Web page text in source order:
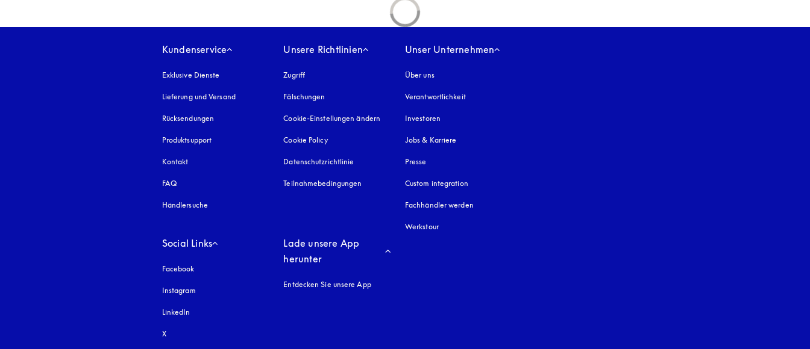
Kundenservice
Exklusive Dienste
Lieferung und Versand
Rücksendungen
Produktsupport
Kontakt
FAQ
Händlersuche
Unsere Richtlinien
Zugriff öffnet sich in einem neuen Tab
Fälschungen öffnet sich in einem neuen Tab
Cookie-Einstellungen ändern
Cookie Policyöffnet sich in einem neuen Tab
Datenschutzrichtlinie öffnet sich in einem neuen Tab
Teilnahmebedingungen
Unser Unternehmen
Über uns
Verantwortlichkeit
Investoren
Jobs & Karriere
Presse
Custom integration
Fachhändler werden
Werkstour
Social Links
Facebook
Instagram
LinkedIn
X
Lade unsere App
herunter
Entdecken Sie unsere App